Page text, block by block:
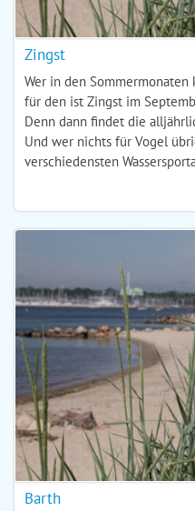
Zingst
Wer in den
für den ist Zingst im
Denn dann findet die
Und wer nichts für Vogel
verschiedensten
Barth